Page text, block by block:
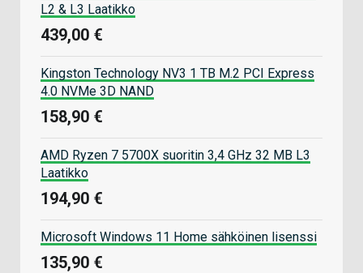
L2 & L3 Laatikko
439,00 €
Kingston Technology NV3 1 TB M.2 PCI Express
4.0 NVMe 3D NAND
158,90 €
AMD Ryzen 7 5700X suoritin 3,4 GHz 32 MB L3
Laatikko
194,90 €
Microsoft Windows 11 Home sähköinen lisenssi
135,90 €